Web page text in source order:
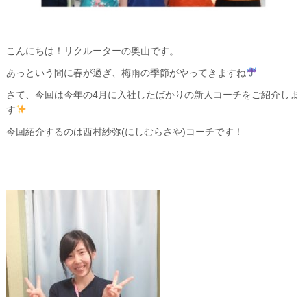
こんにちは！リクルーターの奥山です。
あっという間に春が過ぎ、梅雨の季節がやってきますね
さて、今回は今年の4月に入社したばかりの新人コーチをご紹介しま
す
今回紹介するのは西村紗弥(にしむらさや)コーチです！